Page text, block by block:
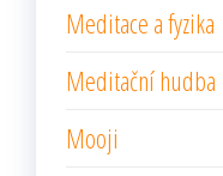
Meditace a fyzika
Meditační hudba
Mooji